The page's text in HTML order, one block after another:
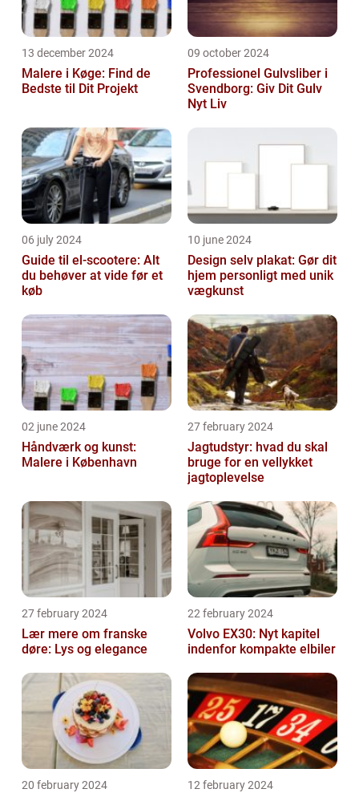
13 december 2024
Malere i Køge: Find de
Bedste til Dit Projekt
09 october 2024
Professionel Gulvsliber i
Svendborg: Giv Dit Gulv
Nyt Liv
06 july 2024
Guide til el-scootere: Alt
du behøver at vide før et
køb
10 june 2024
Design selv plakat: Gør dit
hjem personligt med unik
vægkunst
02 june 2024
Håndværk og kunst:
Malere i København
27 february 2024
Jagtudstyr: hvad du skal
bruge for en vellykket
jagtoplevelse
27 february 2024
Lær mere om franske
døre: Lys og elegance
22 february 2024
Volvo EX30: Nyt kapitel
indenfor kompakte elbiler
20 february 2024 12 february 2024